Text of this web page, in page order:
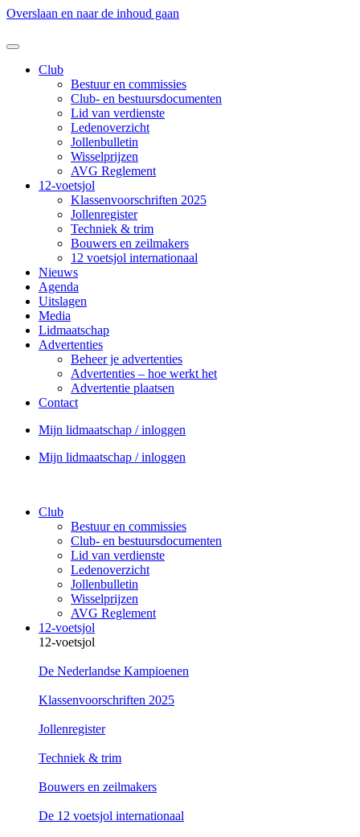
Overslaan en naar de inhoud gaan
Club
Bestuur en commissies
Club- en bestuursdocumenten
Lid van verdienste
Ledenoverzicht
Jollenbulletin
Wisselprijzen
AVG Reglement
12-voetsjol
Klassenvoorschriften 2025
Jollenregister
Techniek & trim
Bouwers en zeilmakers
12 voetsjol internationaal
Nieuws
Agenda
Uitslagen
Media
Lidmaatschap
Advertenties
Beheer je advertenties
Advertenties – hoe werkt het
Advertentie plaatsen
Contact
Mijn lidmaatschap / inloggen
Mijn lidmaatschap / inloggen
Club
Bestuur en commissies
Club- en bestuursdocumenten
Lid van verdienste
Ledenoverzicht
Jollenbulletin
Wisselprijzen
AVG Reglement
12-voetsjol
12-voetsjol
De Nederlandse Kampioenen
Klassenvoorschriften 2025
Jollenregister
Techniek & trim
Bouwers en zeilmakers
De 12 voetsjol internationaal